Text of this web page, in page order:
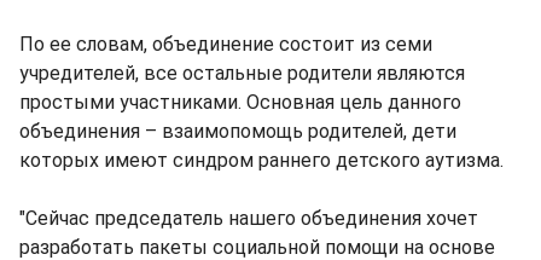
По ее словам, объединение состоит из семи
учредителей, все остальные родители являются
простыми участниками. Основная цель данного
объединения – взаимопомощь родителей, дети
которых имеют синдром раннего детского аутизма.
"Сейчас председатель нашего объединения хочет
разработать пакеты социальной помощи на основе